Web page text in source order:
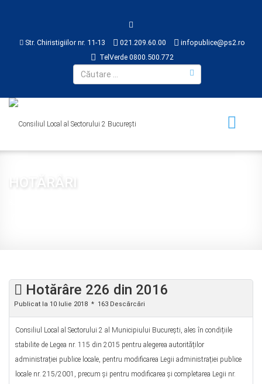
Str. Chiristigiilor nr. 11-13 021.209.60.00
infopublice@ps2.ro
TelVerde 0800.500.772
HOTĂRÂRI
Hotărâre 226 din 2016
Publicat la 10 Iulie 2018 163 Descărcări
Consiliul Local al Sectorului 2 al Municipiului București, ales în condițiile
stabilite de Legea nr. 115 din 2015 pentru alegerea autorităților
administrației publice locale, pentru modificarea Legii administrației publice
locale nr. 215/2001, precum şi pentru modificarea şi completarea Legii nr.